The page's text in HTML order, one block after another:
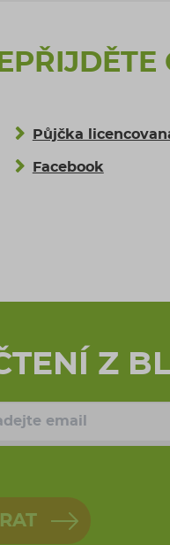
Půjčka
Facebook
Z